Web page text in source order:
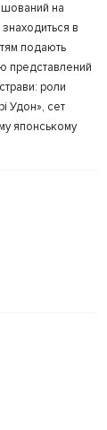
на
в
подають
представлений
роли
Удон», сет
японському